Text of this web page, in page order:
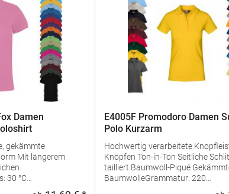
Damen
gekämmte
30 °C
E4005F Promodoro Damen
Polo Kurzarm
Hochwertig verarbeitete
Knöpfen Ton-in-Ton Seitliche Schlitze Leicht
tailliert Baumwoll-Piqué Gekämmte
BaumwolleGrammatur: 220